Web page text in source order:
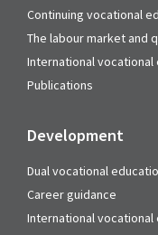
Continuing vocational
The labour market and
International vocational
Publications
Development
Dual vocational
Career guidance
International vocational